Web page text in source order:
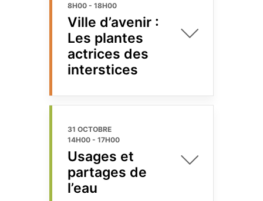
8H00 - 18H00
Ville d’avenir :
Les plantes
actrices des
interstices
31 OCTOBRE
14H00 - 17H00
Usages et
partages de
l’eau